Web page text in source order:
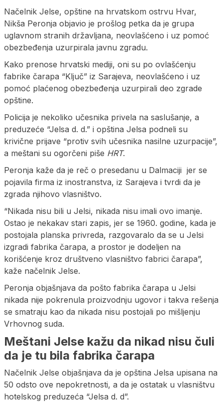
Načelnik Jelse, opštine na hrvatskom ostrvu Hvar,
Nikša Peronja objavio je prošlog petka da je grupa
uglavnom stranih državljana, neovlašćeno i uz pomoć
obezbeđenja uzurpirala javnu zgradu.
Kako prenose hrvatski mediji, oni su po ovlašćenju
fabrike čarapa “Ključ” iz Sarajeva, neovlašćeno i uz
pomoć plaćenog obezbeđenja uzurpirali deo zgrade
opštine.
Policija je nekoliko učesnika privela na saslušanje, a
preduzeće “Jelsa d. d.” i opština Jelsa podneli su
krivične prijave “protiv svih učesnika nasilne uzurpacije”,
a meštani su ogorčeni piše HRT.
Peronja kaže da je reč o presedanu u Dalmaciji jer se
pojavila firma iz inostranstva, iz Sarajeva i tvrdi da je
zgrada njihovo vlasništvo.
“Nikada nisu bili u Jelsi, nikada nisu imali ovo imanje.
Ostao je nekakav stari zapis, jer se 1960. godine, kada je
postojala planska privreda, razgovaralo da se u Jelsi
izgradi fabrika čarapa, a prostor je dodeljen na
korišćenje kroz društveno vlasništvo fabrici čarapa”,
kaže načelnik Jelse.
Peronja objašnjava da pošto fabrika čarapa u Jelsi
nikada nije pokrenula proizvodnju ugovor i takva rešenja
se smatraju kao da nikada nisu postojali po mišljenju
Vrhovnog suda.
Meštani Jelse kažu da nikad nisu čuli
da je tu bila fabrika čarapa
Načelnik Jelse objašnjava da je opština Jelsa upisana na
50 odsto ove nepokretnosti, a da je ostatak u vlasništvu
hotelskog preduzeća “Jelsa d. d”.